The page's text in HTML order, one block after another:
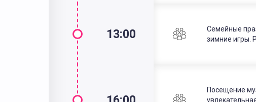
13:00
Семейные
зимние игры.
Посещение